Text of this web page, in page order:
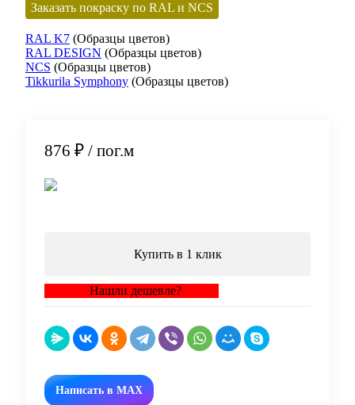
Заказать покраску по RAL и NCS
RAL K7 (Образцы цветов)
RAL DESIGN (Образцы цветов)
NCS (Образцы цветов)
Tikkurila Symphony (Образцы цветов)
876 ₽ / пог.м
Купить в 1 клик
Нашли дешевле?
Написать в MAX